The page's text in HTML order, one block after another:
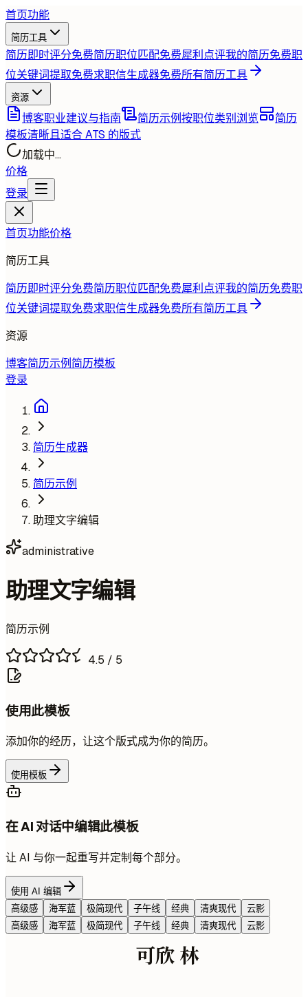
首页功能
简历工具
简历即时评分免费简历职位匹配免费犀利点评我的简历免费职
位关键词提取免费求职信生成器免费所有简历工具
资源
博客职业建议与指南 简历示例按职位类别浏览
简历
模板清晰且适合 ATS 的版式
加载中...
价格
登录
首页功能价格
简历工具
简历即时评分免费简历职位匹配免费犀利点评我的简历免费职
位关键词提取免费求职信生成器免费所有简历工具
资源
博客简历示例 简历模板
登录
简历生成器
简历示例
助理文字编辑
administrative
助理文字编辑
简历示例
4.5 / 5
使用此模板
添加你的经历，让这个版式成为你的简历。
使用模板
在 AI 对话中编辑此模板
让 AI 与你一起重写并定制每个部分。
使用 AI 编辑
高级感
海军蓝 极简现代 子午线 经典 清爽现代
云影
高级感
海军蓝 极简现代 子午线 经典 清爽现代 云影
可欣 林